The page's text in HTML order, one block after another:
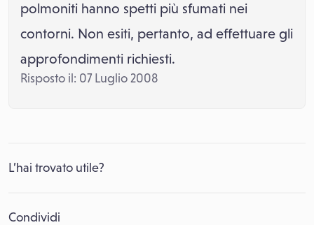
polmoniti hanno spetti più sfumati nei
contorni. Non esiti, pertanto, ad effettuare gli
approfondimenti richiesti.
Risposto il: 07 Luglio 2008
L’hai trovato utile?
Condividi